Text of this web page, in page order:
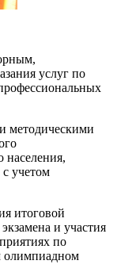
услуг по
методическими
населения,
учетом
итоговой
и участия
по
олимпиадном